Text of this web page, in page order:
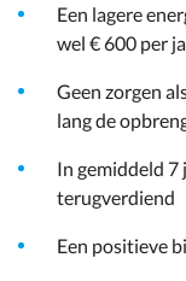
Een lagere
wel € 600 per
Geen zorgen
lang de
In gemiddeld 7
terugverdiend
Een positieve